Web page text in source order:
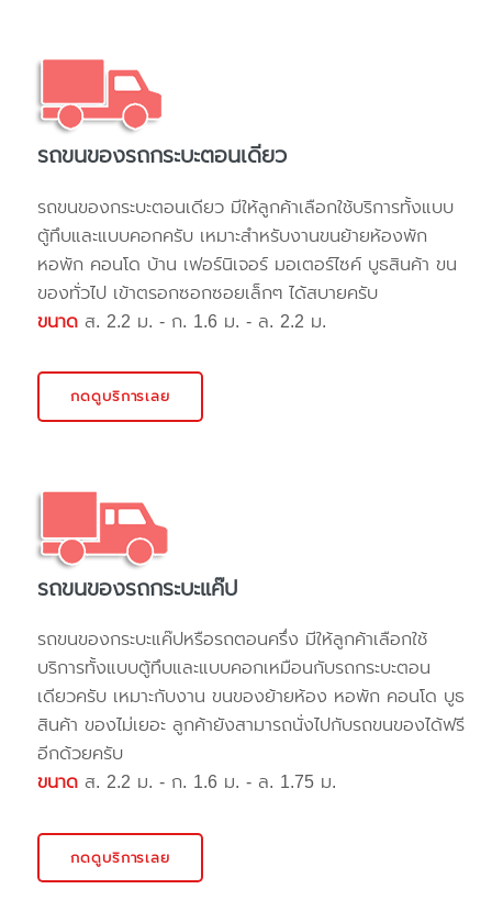
รถขนของรถกระบะตอนเดียว
รถขนของกระบะตอนเดียว มีให้ลูกค้าเลือกใช้บริการทั้งแบบ
ตู้ทึบและแบบคอกครับ เหมาะสำหรับงานขนย้ายห้องพัก
หอพัก คอนโด บ้าน เฟอร์นิเจอร์ มอเตอร์ไซค์ บูธสินค้า ขน
ของทั่วไป เข้าตรอกซอกซอยเล็กๆ ได้สบายครับ
ขนาด ส. 2.2 ม. - ก. 1.6 ม. - ล. 2.2 ม.
กดดูบริการเลย
รถขนของรถกระบะแค๊ป
รถขนของกระบะแค๊ปหรือรถตอนครึ่ง มีให้ลูกค้าเลือกใช้
บริการทั้งแบบตู้ทึบและแบบคอกเหมือนกับรถกระบะตอน
เดียวครับ เหมาะกับงาน ขนของย้ายห้อง หอพัก คอนโด บูธ
สินค้า ของไม่เยอะ ลูกค้ายังสามารถนั่งไปกับรถขนของได้ฟรี
อีกด้วยครับ
ขนาด ส. 2.2 ม. - ก. 1.6 ม. - ล. 1.75 ม.
กดดูบริการเลย